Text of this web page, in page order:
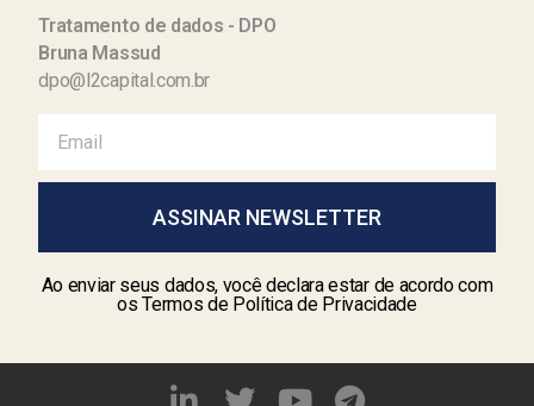
Tratamento de dados - DPO
Bruna Massud
dpo@l2capital.com.br
ASSINAR NEWSLETTER
Ao enviar seus dados, você declara estar de acordo com
os Termos de Política de Privacidade